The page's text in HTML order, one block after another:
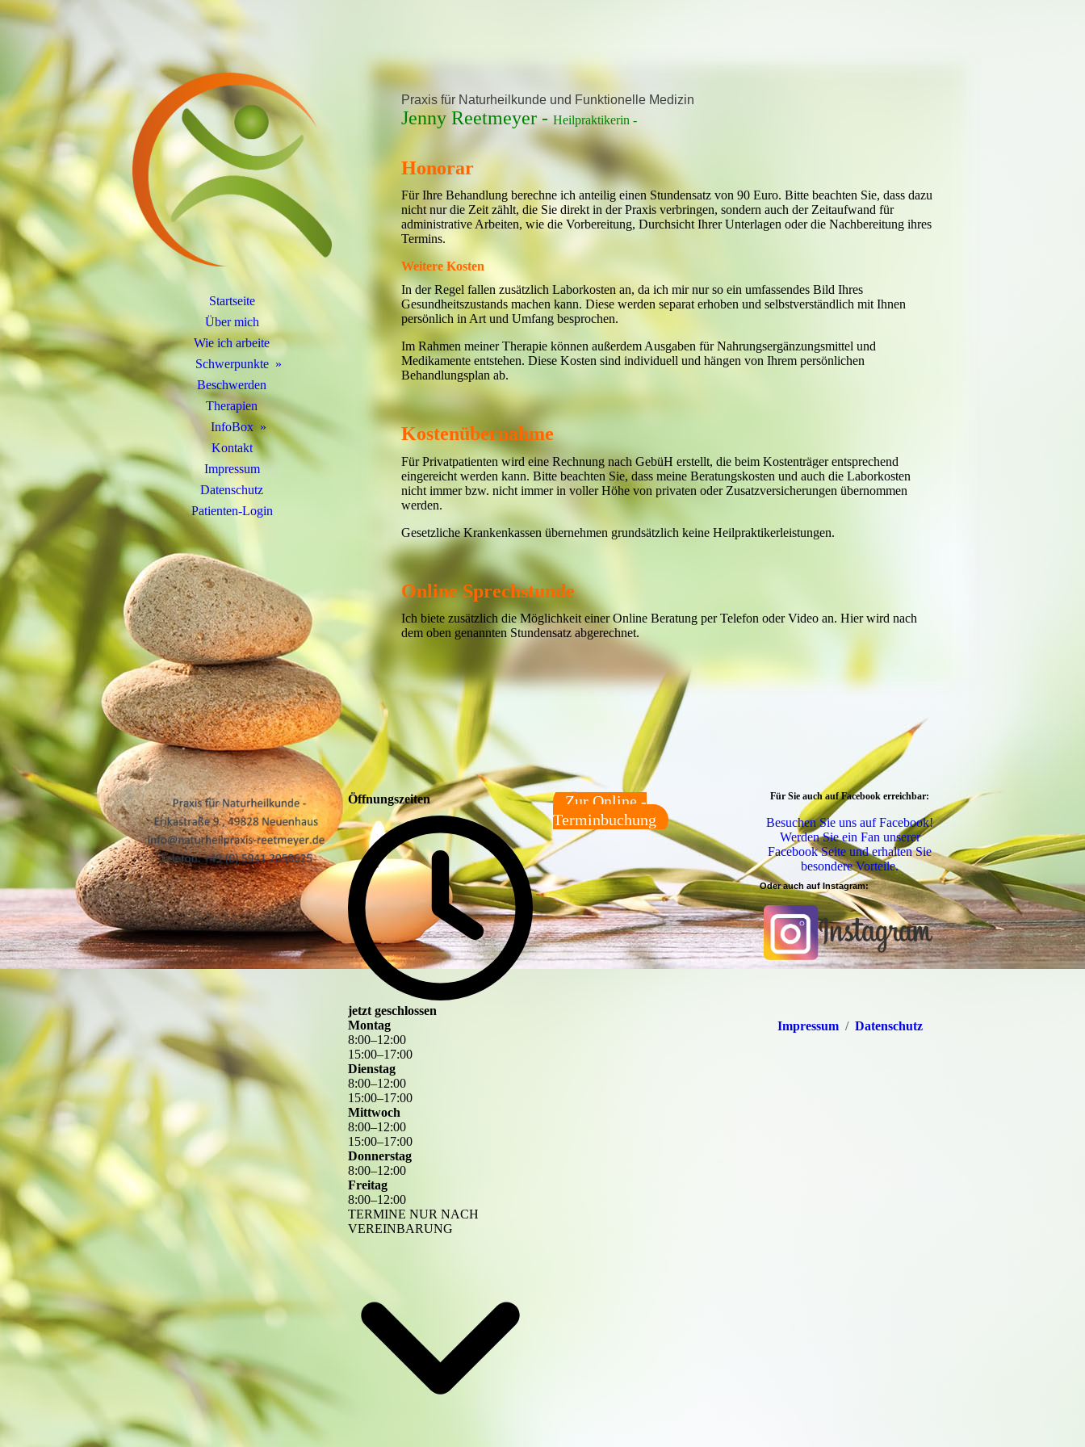
Startseite
Über mich
Wie ich arbeite
Schwerpunkte
Beschwerden
Therapien
InfoBox
Kontakt
Impressum
Datenschutz
Patienten-Login
Praxis für Naturheilkunde und Funktionelle Medizin
Jenny Reetmeyer -Heilpraktikerin -
Honorar
Für Ihre Behandlung berechne ich anteilig einen Stundensatz von 90 Euro. Bitte beachten Sie, dass dazu
nicht nur die Zeit zählt, die Sie direkt in der Praxis verbringen, sondern auch der Zeitaufwand für
administrative Arbeiten, wie die Vorbereitung, Durchsicht Ihrer Unterlagen oder die Nachbereitung ihres
Termins.
Weitere Kosten
In der Regel fallen zusätzlich Laborkosten an, da ich mir nur so ein umfassendes Bild Ihres
Gesundheitszustands machen kann. Diese werden separat erhoben und selbstverständlich mit Ihnen
persönlich in Art und Umfang besprochen.
Im Rahmen meiner Therapie können außerdem Ausgaben für Nahrungsergänzungsmittel und
Medikamente entstehen. Diese Kosten sind individuell und hängen von Ihrem persönlichen
Behandlungsplan ab.
Kostenübernahme
Für Privatpatienten wird eine Rechnung nach GebüH erstellt, die beim Kostenträger entsprechend
eingereicht werden kann. Bitte beachten Sie, dass meine Beratungskosten und auch die Laborkosten
nicht immer bzw. nicht immer in voller Höhe von privaten oder Zusatzversicherungen übernommen
werden.
Gesetzliche Krankenkassen übernehmen grundsätzlich keine Heilpraktikerleistungen.
Online Sprechstunde
Ich biete zusätzlich die Möglichkeit einer Online Beratung per Telefon oder Video an. Hier wird nach
dem oben genannten Stundensatz abgerechnet.
Öffnungszeiten
jetzt geschlossen
Montag
8:00–12:00
15:00–17:00
Dienstag
8:00–12:00
15:00–17:00
Mittwoch
8:00–12:00
15:00–17:00
Donnerstag
8:00–12:00
Freitag
8:00–12:00
TERMINE NUR NACH
VEREINBARUNG
Zur Online -
Terminbuchung
Für Sie auch auf Facebook erreichbar:
Besuchen Sie uns auf Facebook!
Werden Sie ein Fan unserer
Facebook Seite und erhalten Sie
besondere Vorteile.
Oder auch auf Instagram:
Impressum/ Datenschutz